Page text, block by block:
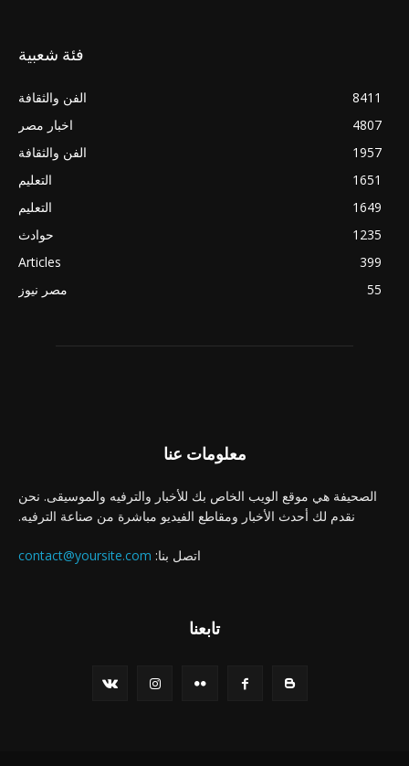
فئة شعبية
الفن والثقافة
8411
اخبار مصر
4807
الفن والثقافة
1957
التعليم
1651
التعليم
1649
حوادث
1235
Articles
399
مصر نيوز
55
معلومات عنا
الصحيفة هي موقع الويب الخاص بك للأخبار والترفيه والموسيقى. نحن
نقدم لك أحدث الأخبار ومقاطع الفيديو مباشرة من صناعة الترفيه.
اتصل بنا: contact@yoursite.com
تابعنا